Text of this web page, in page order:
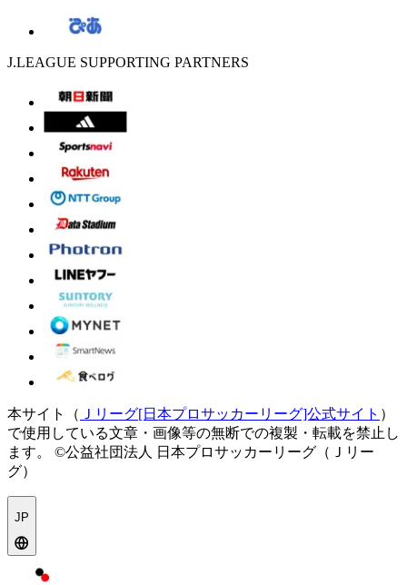
J.LEAGUE SUPPORTING PARTNERS
本サイト（ Ｊリーグ[日本プロサッカーリーグ]公式サイト ）
で使用している文章・画像等の無断での複製・転載を禁止し
ます。
©公益社団法人 日本プロサッカーリーグ（Ｊリー
グ）
JP